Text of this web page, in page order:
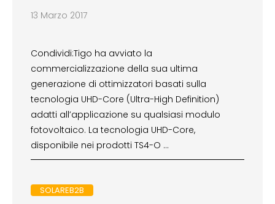
13 Marzo 2017
Condividi:Tigo ha avviato la
commercializzazione della sua ultima
generazione di ottimizzatori basati sulla
tecnologia UHD-Core (Ultra-High Definition)
adatti all’applicazione su qualsiasi modulo
fotovoltaico. La tecnologia UHD-Core,
disponibile nei prodotti TS4-O …
SOLAREB2B